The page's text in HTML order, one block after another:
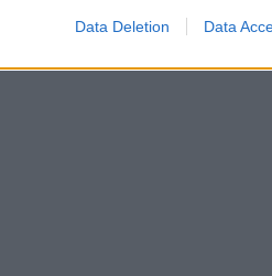
Data Deletion Data